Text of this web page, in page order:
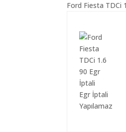
Ford Fiesta TDCi
Egr İptali
Yapılamaz